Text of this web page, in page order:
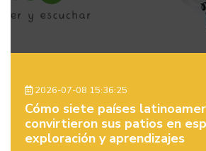
2026-07-08 15:36:25
Cómo siete países
convirtieron sus patios en
exploración y aprendizajes